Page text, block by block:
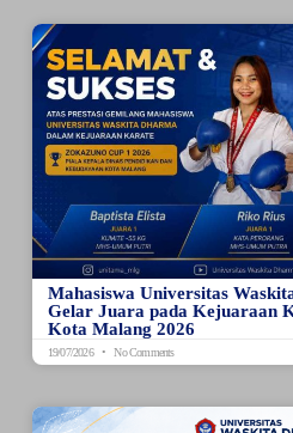
Mahasiswa Universitas
Gelar Juara pada Kejuaraan
Kota Malang 2026
19/07/2026 No Comments